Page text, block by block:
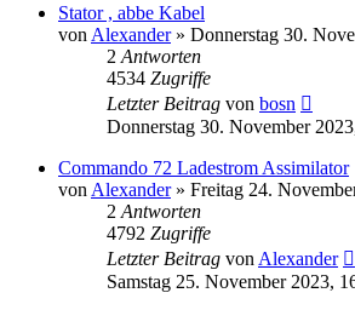
Stator , abbe Kabel
von Alexander» Donnerstag 30.
2 Antworten
4534 Zugriffe
Letzter Beitrag von bosn
Donnerstag 30. November
Commando 72 Ladestrom Assimilator
von Alexander» Freitag 24.
2 Antworten
4792 Zugriffe
Letzter Beitrag von Alexander
Samstag 25. November 2023,